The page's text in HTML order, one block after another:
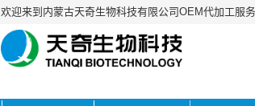
欢迎来到内蒙古天奇生物科技有限公司OEM代加工服